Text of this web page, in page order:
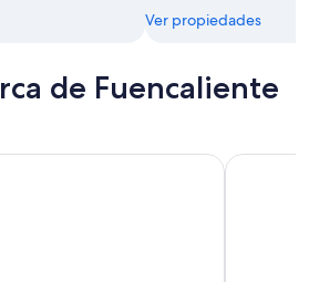
Ver propiedades
de Fuencaliente